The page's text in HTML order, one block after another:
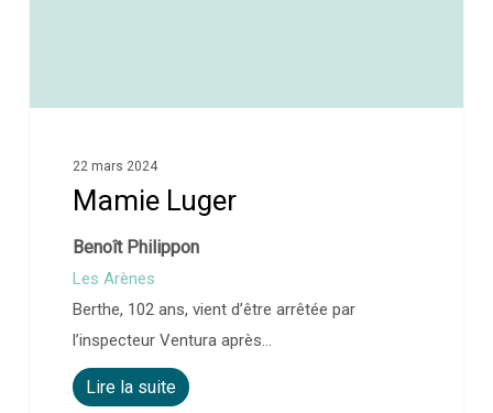
22 mars 2024
Mamie Luger
Benoît Philippon
Les Arènes
Berthe, 102 ans, vient d’être arrêtée par
l’inspecteur Ventura après…
Lire la suite